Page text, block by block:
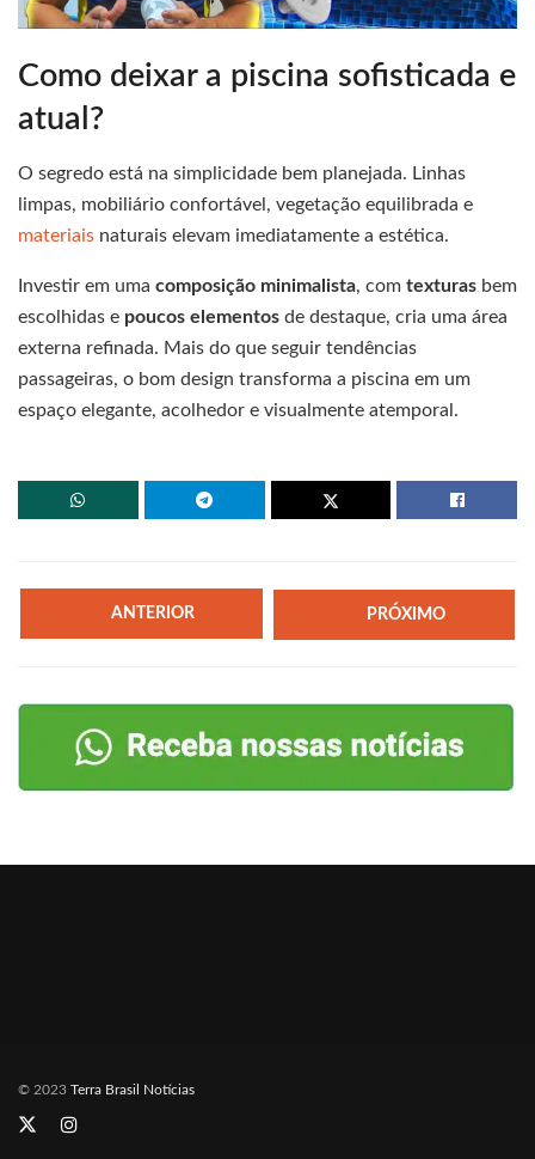
Como deixar a piscina sofisticada e
atual?
O segredo está na simplicidade bem planejada. Linhas
limpas, mobiliário confortável, vegetação equilibrada e
materiais naturais elevam imediatamente a estética.
Investir em uma composição minimalista, com texturas bem
escolhidas e poucos elementos de destaque, cria uma área
externa refinada. Mais do que seguir tendências
passageiras, o bom design transforma a piscina em um
espaço elegante, acolhedor e visualmente atemporal.
ANTERIOR PRÓXIMO
© 2023 Terra Brasil Notícias